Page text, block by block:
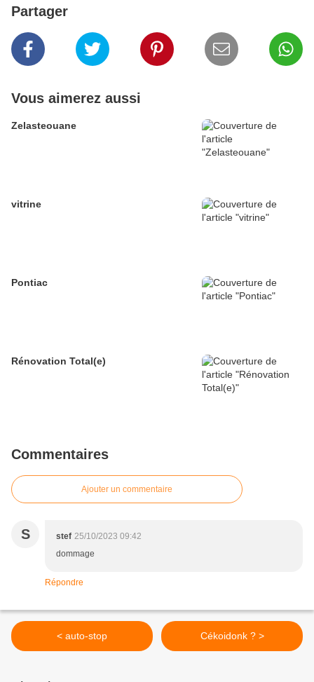
Partager
Vous aimerez aussi
Zelasteouane
vitrine
Pontiac
Rénovation Total(e)
Commentaires
Ajouter un commentaire
S stef 25/10/2023 09:42
dommage
Répondre
< auto-stop Cékoidonk ? >